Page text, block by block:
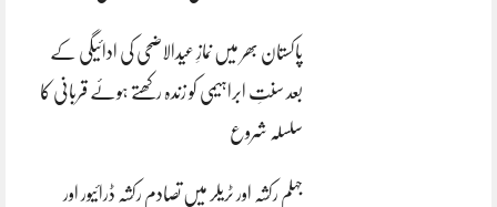
پاکستان بھر میں نمازِ عیدالاضحی کی ادائیگی کے
بعد سنتِ ابراہیمی کو زندہ رکھتے ہوئے قربانی کا
سلسلہ شروع
جہلم رکشہ اور ٹریلر میں تصادم رکشہ ڈرائیور اور